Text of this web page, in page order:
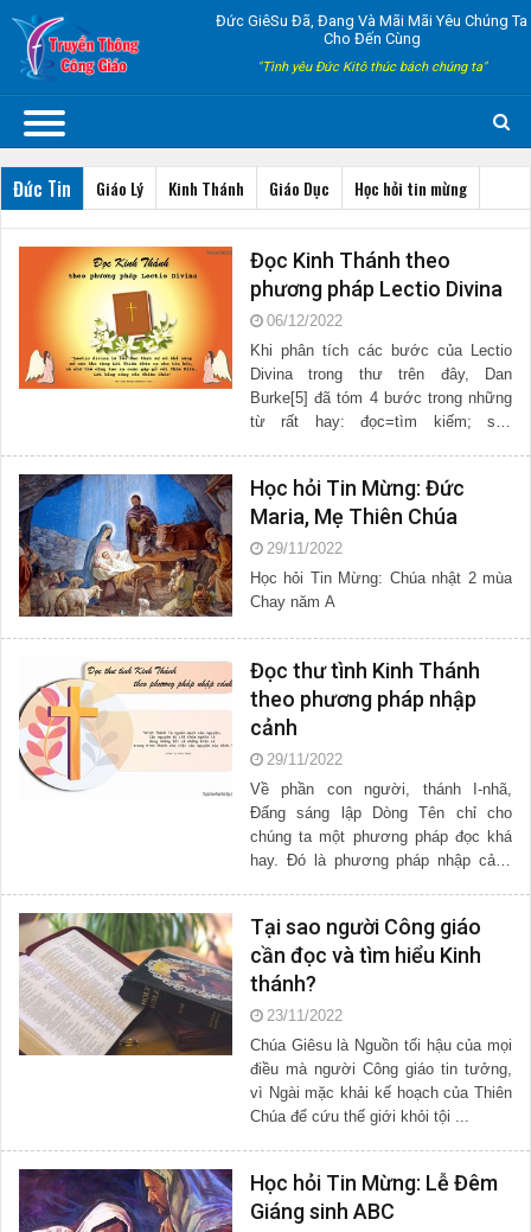
Đức GiêSu Đã, Đang Và Mãi Mãi Yêu Chúng Ta
Cho Đến Cùng
"Tình yêu Đức Kitô thúc bách chúng ta"
Đức Tin Giáo Lý Kinh Thánh Giáo Dục Học hỏi tin mừng
Đọc Kinh Thánh theo
phương pháp Lectio Divina
06/12/2022
Khi phân tích các bước của Lectio
Divina trong thư trên đây, Dan
Burke[5] đã tóm 4 bước trong những
từ rất hay: đọc=tìm kiếm; suy
Học hỏi Tin Mừng: Đức
Maria, Mẹ Thiên Chúa
29/11/2022
Học hỏi Tin Mừng: Chúa nhật 2 mùa
Chay năm A
Đọc thư tình Kinh Thánh
theo phương pháp nhập
cảnh
29/11/2022
Về phần con người, thánh I-nhã,
Đấng sáng lập Dòng Tên chỉ cho
chúng ta một phương pháp đọc khá
hay. Đó là phương pháp nhập cảnh
Tại sao người Công giáo
cần đọc và tìm hiểu Kinh
thánh?
23/11/2022
Chúa Giêsu là Nguồn tối hậu của mọi
điều mà người Công giáo tin tưởng,
vì Ngài mặc khải kế hoạch của Thiên
Chúa để cứu thế giới khỏi tội ...
Học hỏi Tin Mừng: Lễ Đêm
Giáng sinh ABC